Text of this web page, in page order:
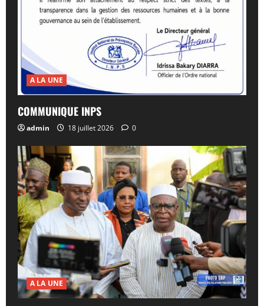
A LA UNE
COMMUNIQUE INPS
admin 18 juillet 2026 0
A LA UNE